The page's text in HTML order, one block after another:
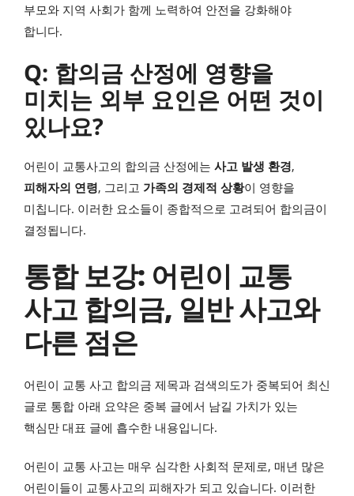
부모와 지역 사회가 함께 노력하여 안전을 강화해야
합니다.
Q: 합의금 산정에 영향을
미치는 외부 요인은 어떤 것이
있나요?
어린이 교통사고의 합의금 산정에는 사고 발생 환경,
피해자의 연령, 그리고 가족의 경제적 상황이 영향을
미칩니다. 이러한 요소들이 종합적으로 고려되어 합의금이
결정됩니다.
통합 보강: 어린이 교통
사고 합의금, 일반 사고와
다른 점은
어린이 교통 사고 합의금 제목과 검색의도가 중복되어 최신
글로 통합 아래 요약은 중복 글에서 남길 가치가 있는
핵심만 대표 글에 흡수한 내용입니다.
어린이 교통 사고는 매우 심각한 사회적 문제로, 매년 많은
어린이들이 교통사고의 피해자가 되고 있습니다. 이러한